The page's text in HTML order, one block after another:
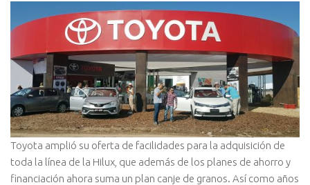
Toyota amplió su oferta de facilidades para la adquisición de
toda la línea de la Hilux, que además de los planes de ahorro y
financiación ahora suma un plan canje de granos. Así como años